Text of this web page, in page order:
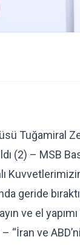
Tuğamiral
(2) – MSB
geride
ve el yapımı
“İran ve